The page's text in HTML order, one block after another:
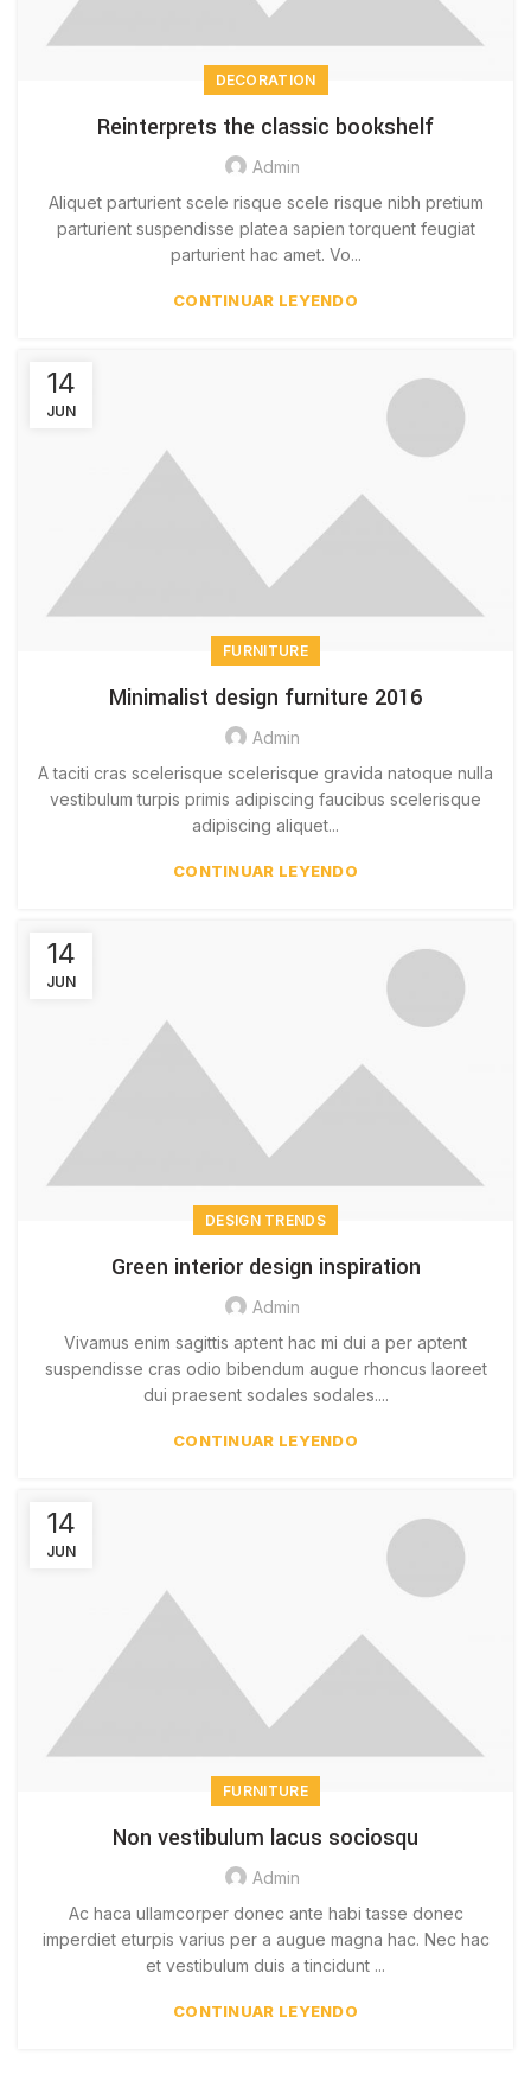
DECORATION
Reinterprets the classic bookshelf
Admin
Aliquet parturient scele risque scele risque nibh pretium
parturient suspendisse platea sapien torquent feugiat
parturient hac amet. Vo...
CONTINUAR LEYENDO
14
JUN
FURNITURE
Minimalist design furniture 2016
Admin
A taciti cras scelerisque scelerisque gravida natoque nulla
vestibulum turpis primis adipiscing faucibus scelerisque
adipiscing aliquet...
CONTINUAR LEYENDO
14
JUN
DESIGN TRENDS
Green interior design inspiration
Admin
Vivamus enim sagittis aptent hac mi dui a per aptent
suspendisse cras odio bibendum augue rhoncus laoreet
dui praesent sodales sodales....
CONTINUAR LEYENDO
14
JUN
FURNITURE
Non vestibulum lacus sociosqu
Admin
Ac haca ullamcorper donec ante habi tasse donec
imperdiet eturpis varius per a augue magna hac. Nec hac
et vestibulum duis a tincidunt ...
CONTINUAR LEYENDO